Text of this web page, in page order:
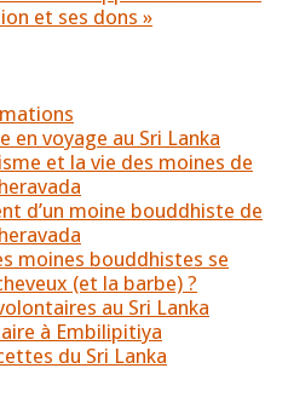
et ses dons »
en voyage au Sri Lanka
et la vie des moines de
d’un moine bouddhiste de
moines bouddhistes se
(et la barbe) ?
au Sri Lanka
à Embilipitiya
du Sri Lanka